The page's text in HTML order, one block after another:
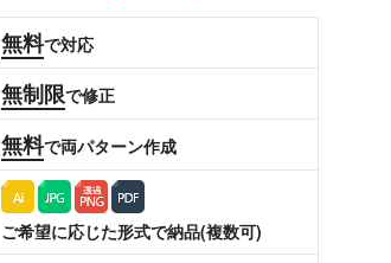
無料で対応
無制限で修正
無料で両パターン作成
ご希望に応じた形式で納品(複数可)